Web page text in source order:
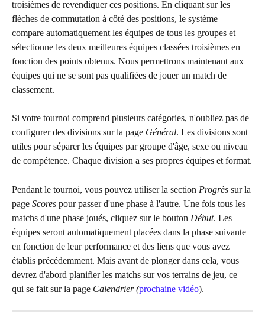
troisièmes de revendiquer ces positions. En cliquant sur les
flèches de commutation à côté des positions, le système
compare automatiquement les équipes de tous les groupes et
sélectionne les deux meilleures équipes classées troisièmes en
fonction des points obtenus. Nous permettrons maintenant aux
équipes qui ne se sont pas qualifiées de jouer un match de
classement.
Si votre tournoi comprend plusieurs catégories, n'oubliez pas de
configurer des divisions sur la page Général. Les divisions sont
utiles pour séparer les équipes par groupe d'âge, sexe ou niveau
de compétence. Chaque division a ses propres équipes et format.
Pendant le tournoi, vous pouvez utiliser la section Progrès sur la
page Scores pour passer d'une phase à l'autre. Une fois tous les
matchs d'une phase joués, cliquez sur le bouton Début. Les
équipes seront automatiquement placées dans la phase suivante
en fonction de leur performance et des liens que vous avez
établis précédemment. Mais avant de plonger dans cela, vous
devrez d'abord planifier les matchs sur vos terrains de jeu, ce
qui se fait sur la page Calendrier (prochaine vidéo).